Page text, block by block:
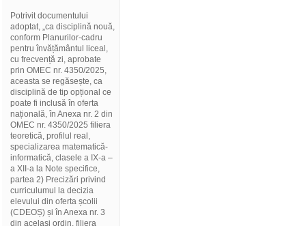
Potrivit documentului
adoptat, „ca disciplină nouă,
conform Planurilor-cadru
pentru învățământul liceal,
cu frecvență zi, aprobate
prin OMEC nr. 4350/2025,
aceasta se regăsește, ca
disciplină de tip opțional ce
poate fi inclusă în oferta
națională, în Anexa nr. 2 din
OMEC nr. 4350/2025 filiera
teoretică, profilul real,
specializarea matematică-
informatică, clasele a IX-a –
a XII-a la Note specifice,
partea 2) Precizări privind
curriculumul la decizia
elevului din oferta școlii
(CDEOȘ) și în Anexa nr. 3
din același ordin, filiera